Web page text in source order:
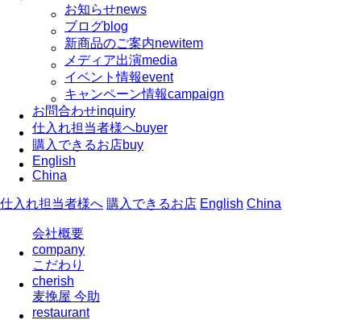
お知らせnews
ブログblog
新商品のご案内newitem
メディア出演media
イベント情報event
キャンペーン情報campaign
お問合わせinquiry
仕入れ担当者様へbuyer
購入できるお店buy
English
China
仕入れ担当者様へ 購入できるお店 English China
会社概要
company
こだわり
cherish
麦挽屋 今助
restaurant